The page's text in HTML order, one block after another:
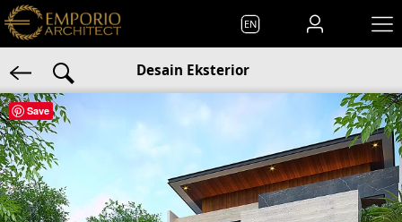
EN
Desain Eksterior
Save